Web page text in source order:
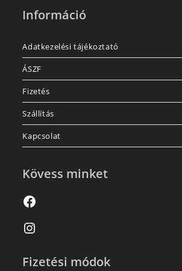
Információ
Adatkezelési tájékoztató
ÁSZF
Fizetés
Szállítás
Kapcsolat
Kövess minket
Fizetési módok